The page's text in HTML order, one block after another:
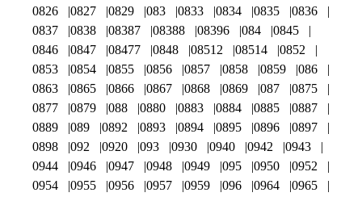
0826
0827 0829 083 0833 0834 0835
0836
0837
0838 08387 08388 08396 084
0845
0846
0847 08477 0848 08512 08514
0852
0853
0854 0855 0856 0857 0858 0859
086
0863
0865 0866 0867 0868 0869 087
0875
0877
0879 088 0880 0883 0884 0885
0887
0889
089 0892 0893 0894 0895 0896
0897
0898
092 0920 093 0930 0940 0942
0943
0944
0946 0947 0948 0949 095 0950
0952
0954
0955 0956 0957 0959 096 0964
0965